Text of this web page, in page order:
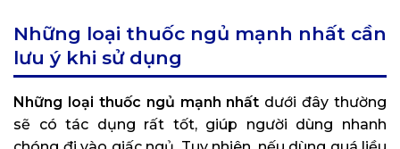
Những loại thuốc ngủ mạnh nhất cần
lưu ý khi sử dụng
Những loại thuốc ngủ mạnh nhất dưới đây thường
sẽ có tác dụng rất tốt, giúp người dùng nhanh